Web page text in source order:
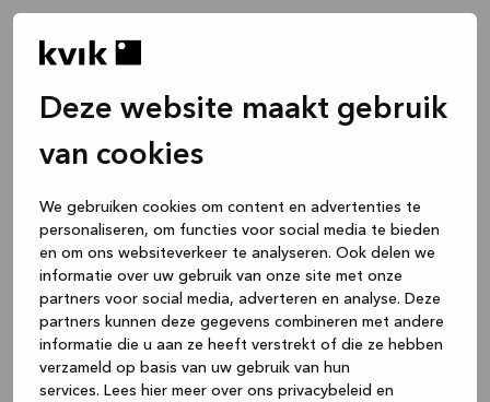
Deze website maakt gebruik
van cookies
We gebruiken cookies om content en advertenties te
personaliseren, om functies voor social media te bieden
en om ons websiteverkeer te analyseren. Ook delen we
informatie over uw gebruik van onze site met onze
partners voor social media, adverteren en analyse. Deze
partners kunnen deze gegevens combineren met andere
informatie die u aan ze heeft verstrekt of die ze hebben
verzameld op basis van uw gebruik van hun
services. Lees hier meer over ons privacybeleid en